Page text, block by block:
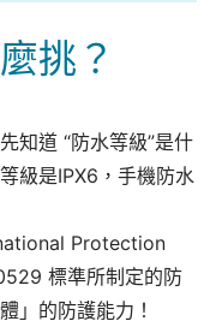
挑？
知道 “防水等級”是什
級是IPX6，手機防水
Protection
標準所制定的防
」的防護能力！